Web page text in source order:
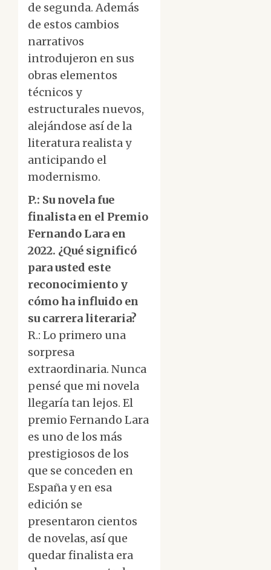
de segunda. Además
de estos cambios
narrativos
introdujeron en sus
obras elementos
técnicos y
estructurales nuevos,
alejándose así de la
literatura realista y
anticipando el
modernismo.
P.: Su novela fue
finalista en el Premio
Fernando Lara en
2022. ¿Qué significó
para usted este
reconocimiento y
cómo ha influido en
su carrera literaria?
R.: Lo primero una
sorpresa
extraordinaria. Nunca
pensé que mi novela
llegaría tan lejos. El
premio Fernando Lara
es uno de los más
prestigiosos de los
que se conceden en
España y en esa
edición se
presentaron cientos
de novelas, así que
quedar finalista era